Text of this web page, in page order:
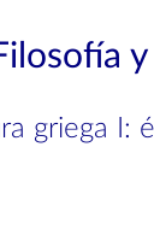
griega I: